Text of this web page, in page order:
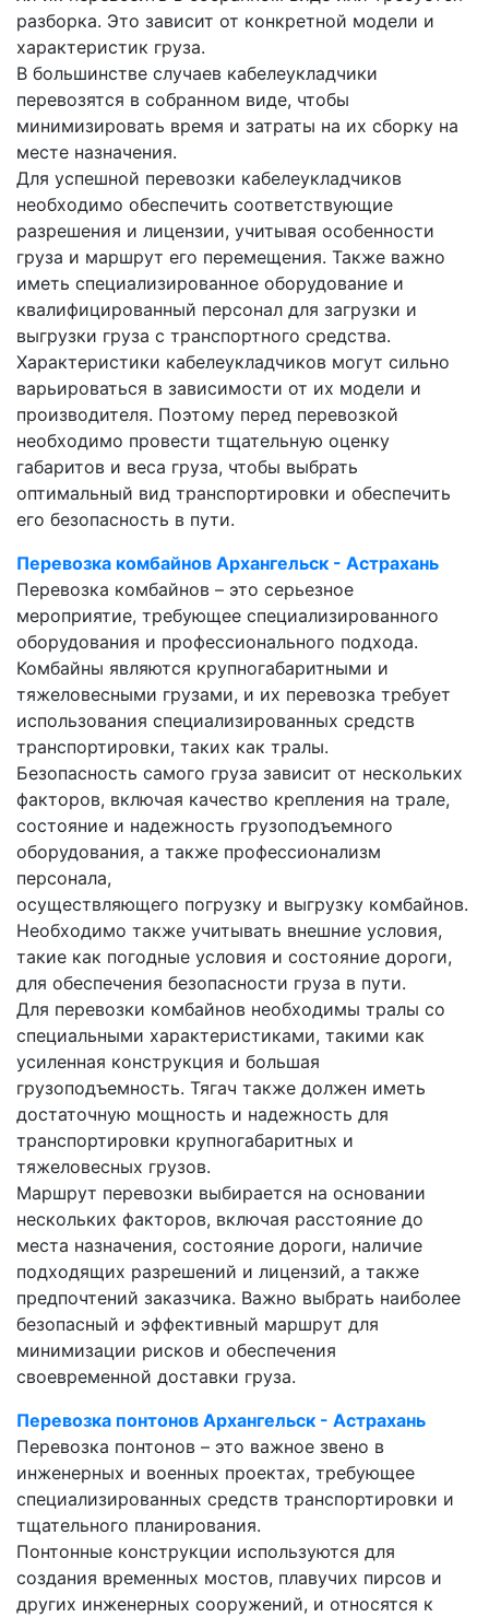
разборка. Это зависит от конкретной модели и
характеристик груза.
В большинстве случаев кабелеукладчики
перевозятся в собранном виде, чтобы
минимизировать время и затраты на их сборку на
месте назначения.
Для успешной перевозки кабелеукладчиков
необходимо обеспечить соответствующие
разрешения и лицензии, учитывая особенности
груза и маршрут его перемещения. Также важно
иметь специализированное оборудование и
квалифицированный персонал для загрузки и
выгрузки груза с транспортного средства.
Характеристики кабелеукладчиков могут сильно
варьироваться в зависимости от их модели и
производителя. Поэтому перед перевозкой
необходимо провести тщательную оценку
габаритов и веса груза, чтобы выбрать
оптимальный вид транспортировки и обеспечить
его безопасность в пути.
Перевозка комбайнов Архангельск - Астрахань
Перевозка комбайнов – это серьезное
мероприятие, требующее специализированного
оборудования и профессионального подхода.
Комбайны являются крупногабаритными и
тяжеловесными грузами, и их перевозка требует
использования специализированных средств
транспортировки, таких как тралы.
Безопасность самого груза зависит от нескольких
факторов, включая качество крепления на трале,
состояние и надежность грузоподъемного
оборудования, а также профессионализм
персонала,
осуществляющего погрузку и выгрузку комбайнов.
Необходимо также учитывать внешние условия,
такие как погодные условия и состояние дороги,
для обеспечения безопасности груза в пути.
Для перевозки комбайнов необходимы тралы со
специальными характеристиками, такими как
усиленная конструкция и большая
грузоподъемность. Тягач также должен иметь
достаточную мощность и надежность для
транспортировки крупногабаритных и
тяжеловесных грузов.
Маршрут перевозки выбирается на основании
нескольких факторов, включая расстояние до
места назначения, состояние дороги, наличие
подходящих разрешений и лицензий, а также
предпочтений заказчика. Важно выбрать наиболее
безопасный и эффективный маршрут для
минимизации рисков и обеспечения
своевременной доставки груза.
Перевозка понтонов Архангельск - Астрахань
Перевозка понтонов – это важное звено в
инженерных и военных проектах, требующее
специализированных средств транспортировки и
тщательного планирования.
Понтонные конструкции используются для
создания временных мостов, плавучих пирсов и
других инженерных сооружений, и относятся к